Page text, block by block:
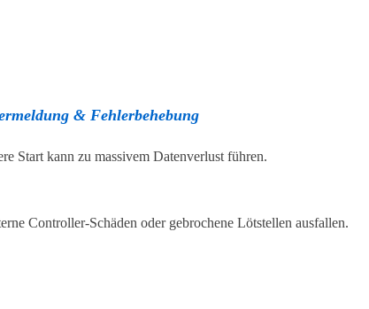
& Fehlerbehebung
Start kann zu massivem Datenverlust führen.
Controller-Schäden oder gebrochene Lötstellen ausfallen.